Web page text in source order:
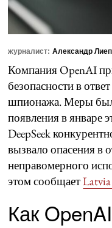
журналист: Александр
Компания OpenAI
безопасности в
шпионажа. Меры
появления в январе
DeepSeek
вызвало опасения в
неправомерного
этом сообщает
Как